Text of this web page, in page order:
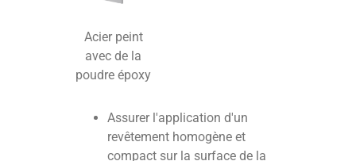
Acier peint
avec de la
poudre époxy
Assurer l'application d'un
revêtement homogène et
compact sur la surface de la